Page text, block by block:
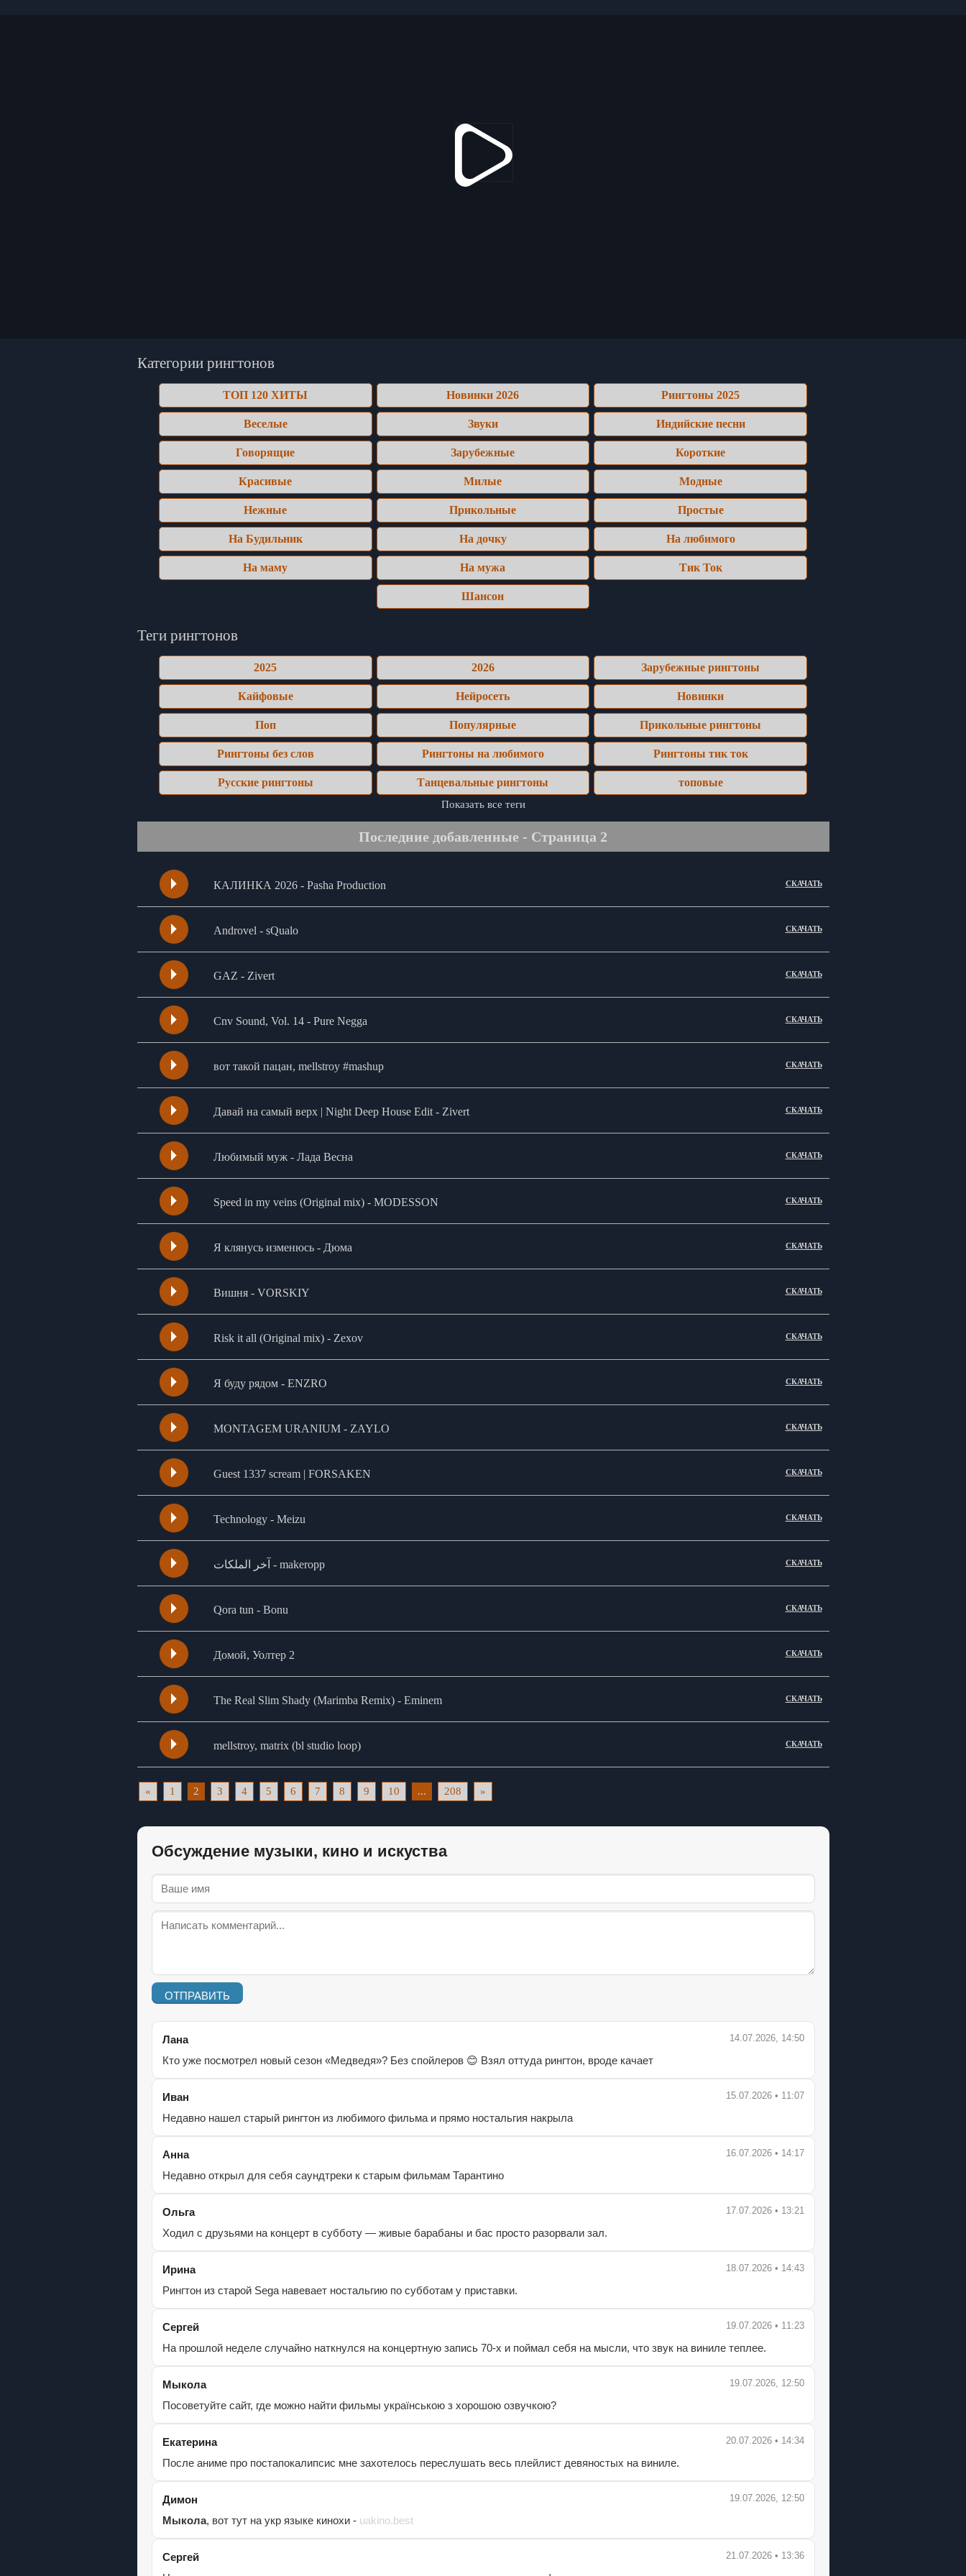
Категории рингтонов
ТОП 120 ХИТЫ Новинки 2026 Рингтоны 2025
Веселые Звуки Индийские песни
Говорящие Зарубежные Короткие
Красивые Милые Модные
Нежные Прикольные Простые
На Будильник На дочку На любимого
На маму На мужа Тик Ток
Шансон
Теги рингтонов
2025 2026 Зарубежные рингтоны
Кайфовые Нейросеть Новинки
Поп Популярные Прикольные рингтоны
Рингтоны без слов Рингтоны на любимого Рингтоны тик ток
Русские рингтоны Танцевальные рингтоны топовые
Показать все теги
Последние добавленные - Страница 2
КАЛИНКА 2026 - Pasha Production СКАЧАТЬ
Androvel - sQualo СКАЧАТЬ
GAZ - Zivert СКАЧАТЬ
Cnv Sound, Vol. 14 - Pure Negga СКАЧАТЬ
вот такой пацан, mellstroy #mashup СКАЧАТЬ
Давай на самый верх | Night Deep House Edit - Zivert СКАЧАТЬ
Любимый муж - Лада Весна СКАЧАТЬ
Speed in my veins (Original mix) - MODESSON СКАЧАТЬ
Я клянусь изменюсь - Дюма СКАЧАТЬ
Вишня - VORSKIY СКАЧАТЬ
Risk it all (Original mix) - Zexov СКАЧАТЬ
Я буду рядом - ENZRO СКАЧАТЬ
MONTAGEM URANIUM - ZAYLO СКАЧАТЬ
Guest 1337 scream | FORSAKEN СКАЧАТЬ
Technology - Meizu СКАЧАТЬ
آخر الملكات - makeropp СКАЧАТЬ
Qora tun - Bonu СКАЧАТЬ
Домой, Уолтер 2 СКАЧАТЬ
The Real Slim Shady (Marimba Remix) - Eminem СКАЧАТЬ
mellstroy, matrix (bl studio loop) СКАЧАТЬ
« 1 2 3 4 5 6 7 8 9 10 ... 208 »
Обсуждение музыки, кино и искуства
ОТПРАВИТЬ
Лана 14.07.2026, 14:50
Кто уже посмотрел новый сезон «Медведя»? Без спойлеров 😊 Взял оттуда рингтон, вроде качает
Иван 15.07.2026 • 11:07
Недавно нашел старый рингтон из любимого фильма и прямо ностальгия накрыла
Анна 16.07.2026 • 14:17
Недавно открыл для себя саундтреки к старым фильмам Тарантино
Ольга 17.07.2026 • 13:21
Ходил с друзьями на концерт в субботу — живые барабаны и бас просто разорвали зал.
Ирина 18.07.2026 • 14:43
Рингтон из старой Sega навевает ностальгию по субботам у приставки.
Сергей 19.07.2026 • 11:23
На прошлой неделе случайно наткнулся на концертную запись 70-х и поймал себя на мысли, что звук на виниле теплее.
Мыкола 19.07.2026, 12:50
Посоветуйте сайт, где можно найти фильмы українською з хорошою озвучкою?
Екатерина 20.07.2026 • 14:34
После аниме про постапокалипсис мне захотелось переслушать весь плейлист девяностых на виниле.
Димон 19.07.2026, 12:50
Мыкола, вот тут на укр языке кинохи - uakino.best
Сергей 21.07.2026 • 13:36